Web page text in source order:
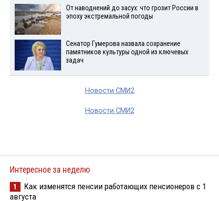
От наводнений до засух: что грозит России в
эпоху экстремальной погоды
Сенатор Гумерова назвала сохранение
памятников культуры одной из ключевых
задач
Новости СМИ2
Новости СМИ2
Интересное за неделю
1
Как изменятся пенсии работающих пенсионеров с 1
августа